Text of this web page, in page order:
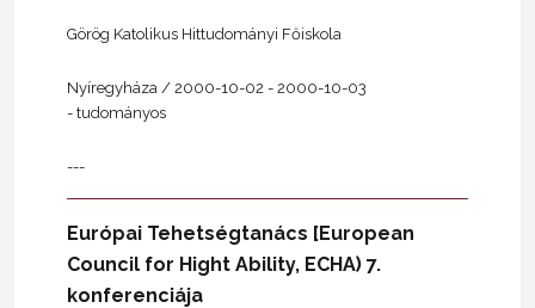
Görög Katolikus Hittudományi Főiskola
Nyíregyháza / 2000-10-02 - 2000-10-03
- tudományos
---
Európai Tehetségtanács [European
Council for Hight Ability, ECHA) 7.
konferenciája